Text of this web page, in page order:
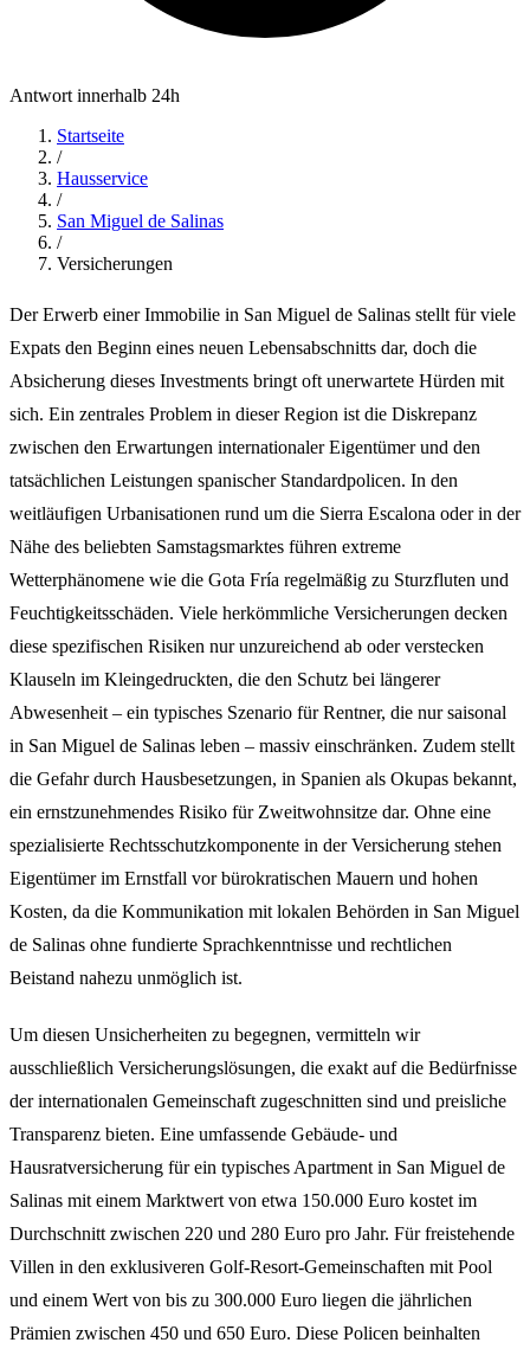
Antwort innerhalb 24h
Startseite
/
Hausservice
/
San Miguel de Salinas
/
Versicherungen
Der Erwerb einer Immobilie in San Miguel de Salinas stellt für viele
Expats den Beginn eines neuen Lebensabschnitts dar, doch die
Absicherung dieses Investments bringt oft unerwartete Hürden mit
sich. Ein zentrales Problem in dieser Region ist die Diskrepanz
zwischen den Erwartungen internationaler Eigentümer und den
tatsächlichen Leistungen spanischer Standardpolicen. In den
weitläufigen Urbanisationen rund um die Sierra Escalona oder in der
Nähe des beliebten Samstagsmarktes führen extreme
Wetterphänomene wie die Gota Fría regelmäßig zu Sturzfluten und
Feuchtigkeitsschäden. Viele herkömmliche Versicherungen decken
diese spezifischen Risiken nur unzureichend ab oder verstecken
Klauseln im Kleingedruckten, die den Schutz bei längerer
Abwesenheit – ein typisches Szenario für Rentner, die nur saisonal
in San Miguel de Salinas leben – massiv einschränken. Zudem stellt
die Gefahr durch Hausbesetzungen, in Spanien als Okupas bekannt,
ein ernstzunehmendes Risiko für Zweitwohnsitze dar. Ohne eine
spezialisierte Rechtsschutzkomponente in der Versicherung stehen
Eigentümer im Ernstfall vor bürokratischen Mauern und hohen
Kosten, da die Kommunikation mit lokalen Behörden in San Miguel
de Salinas ohne fundierte Sprachkenntnisse und rechtlichen
Beistand nahezu unmöglich ist.
Um diesen Unsicherheiten zu begegnen, vermitteln wir
ausschließlich Versicherungslösungen, die exakt auf die Bedürfnisse
der internationalen Gemeinschaft zugeschnitten sind und preisliche
Transparenz bieten. Eine umfassende Gebäude- und
Hausratversicherung für ein typisches Apartment in San Miguel de
Salinas mit einem Marktwert von etwa 150.000 Euro kostet im
Durchschnitt zwischen 220 und 280 Euro pro Jahr. Für freistehende
Villen in den exklusiveren Golf-Resort-Gemeinschaften mit Pool
und einem Wert von bis zu 300.000 Euro liegen die jährlichen
Prämien zwischen 450 und 650 Euro. Diese Policen beinhalten